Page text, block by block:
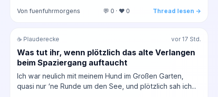
Von fuenfuhrmorgens 💬 0 · ❤️ 0 Thread lesen →
☕ Plauderecke vor 17 Std.
Was tut ihr, wenn plötzlich das alte Verlangen
beim Spaziergang auftaucht
Ich war neulich mit meinem Hund im Großen Garten,
quasi nur ‘ne Runde um den See, und plötzlich sah ich...